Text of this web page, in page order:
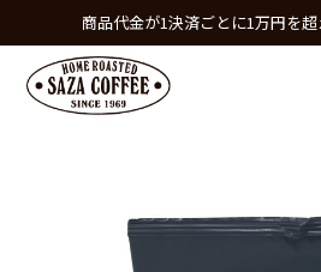
商品代金が1決済ごとに1万円を